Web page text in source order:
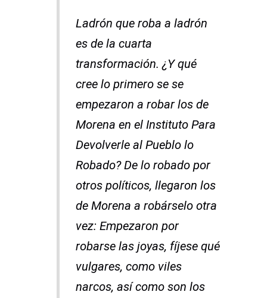
Ladrón que roba a ladrón
es de la cuarta
transformación. ¿Y qué
cree lo primero se se
empezaron a robar los de
Morena en el Instituto Para
Devolverle al Pueblo lo
Robado? De lo robado por
otros políticos, llegaron los
de Morena a robárselo otra
vez: Empezaron por
robarse las joyas, fíjese qué
vulgares, como viles
narcos, así como son los